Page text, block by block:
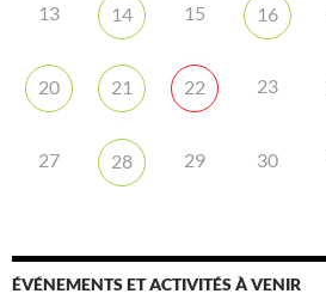
13 14 15 16
20 21 22 23
27 28 29 30
ÉVÉNEMENTS ET ACTIVITÉS À VENIR